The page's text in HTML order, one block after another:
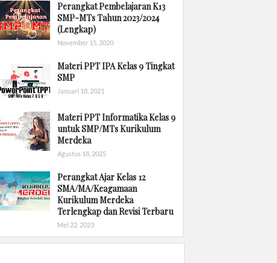
Perangkat Pembelajaran K13
SMP-MTs Tahun 2023/2024
(Lengkap)
November 15, 2020
Materi PPT IPA Kelas 9 Tingkat
SMP
Januari 18, 2021
Materi PPT Informatika Kelas 9
untuk SMP/MTs Kurikulum
Merdeka
Agustus 18, 2025
Perangkat Ajar Kelas 12
SMA/MA/Keagamaan
Kurikulum Merdeka
Terlengkap dan Revisi Terbaru
Mei 22, 2023